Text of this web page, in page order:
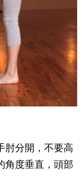
肘分開，不要高
角度垂直，頭部